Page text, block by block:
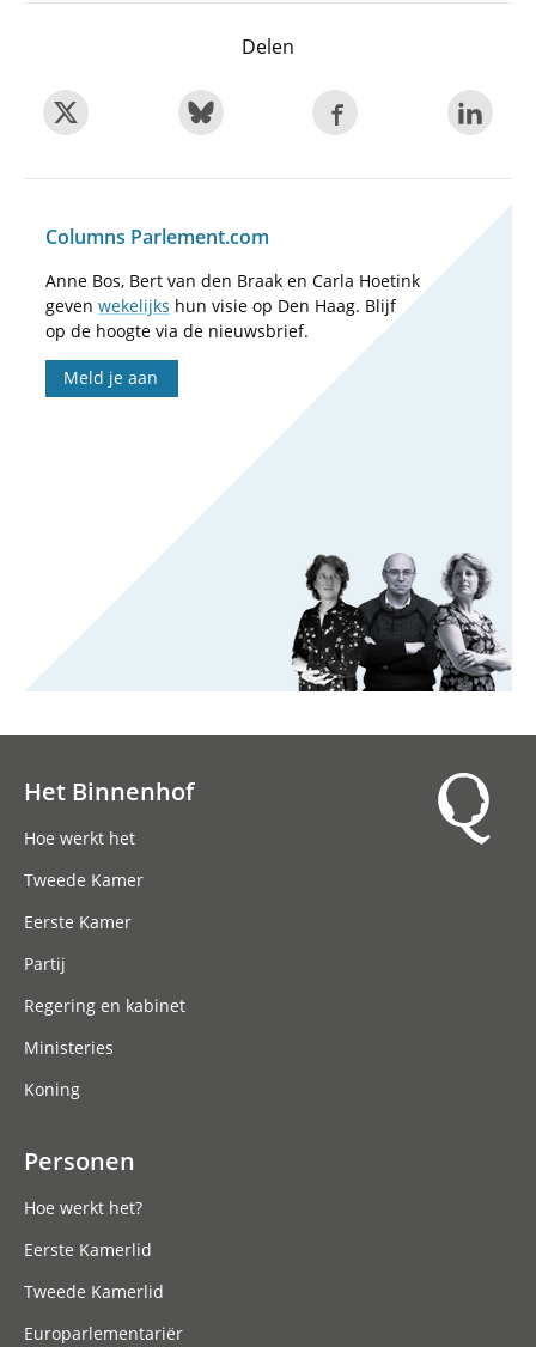
Delen
Columns Parlement.com
Anne Bos, Bert van den Braak en Carla Hoetink
geven wekelijks hun visie op Den Haag. Blijf
op de hoogte via de nieuwsbrief.
Meld je aan
Het Binnenhof
Hoe werkt het
Tweede Kamer
Eerste Kamer
Partij
Regering en kabinet
Ministeries
Koning
Personen
Hoe werkt het?
Eerste Kamerlid
Tweede Kamerlid
Europarlementariër